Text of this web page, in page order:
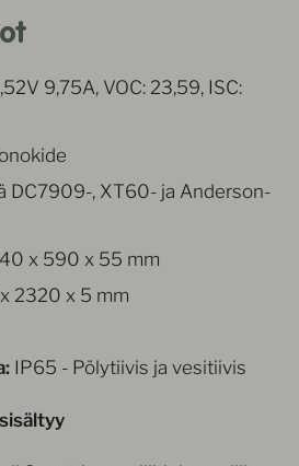
9,75A, VOC: 23,59, ISC:
DC7909-, XT60- ja Anderson-
x 590 x 55 mm
2320 x 5 mm
IP65 - Pölytiivis ja vesitiivis